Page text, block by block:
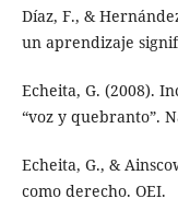
Díaz, F., &
un aprendizaje
Echeita, G. (2008).
“voz y quebranto”.
Echeita, G., &
como derecho. OEI.